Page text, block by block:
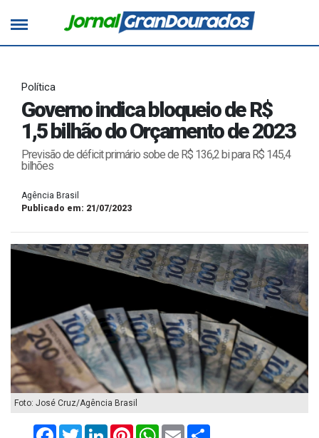
Política
Governo indica bloqueio de R$
1,5 bilhão do Orçamento de 2023
Previsão de déficit primário sobe de R$ 136,2 bi para R$ 145,4
bilhões
Agência Brasil
Publicado em: 21/07/2023
Foto: José Cruz/Agência Brasil
FacebookTwitterLinkedInPinterestWhatsApp
Email